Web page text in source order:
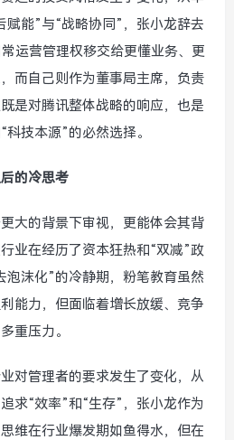
赋能”与“战略协同”，张小龙辞去
运营管理权移交给更懂业务、更
而自己则作为董事局主席，负责
是对腾讯整体战略的响应，也是
技本源”的必然选择。
的冷思考
大的背景下审视，更能体会其背
业在经历了资本狂热和“双减”政
泡沫化”的冷静期，粉笔教育虽然
能力，但面临着增长放缓、竞争
重压力。
对管理者的要求发生了变化，从
求“效率”和“生存”，张小龙作为
维在行业爆发期如鱼得水，但在